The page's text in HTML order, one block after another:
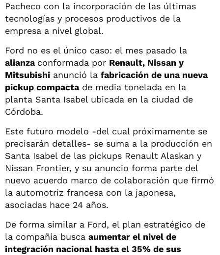
Pacheco con la incorporación de las últimas
tecnologías y procesos productivos de la
empresa a nivel global.
Ford no es el único caso: el mes pasado la
alianza conformada por Renault, Nissan y
Mitsubishi anunció la fabricación de una nueva
pickup compactade media tonelada en la
planta Santa Isabel ubicada en la ciudad de
Córdoba.
Este futuro modelo -del cual próximamente se
precisarán detalles- se suma a la producción en
Santa Isabel de las pickups Renault Alaskan y
Nissan Frontier, y su anuncio forma parte del
nuevo acuerdo marco de colaboración que firmó
la automotriz francesa con la japonesa,
asociadas hace 24 años.
De forma similar a Ford, el plan estratégico de
la compañía busca aumentar el nivel de
integración nacional hasta el 35% de sus